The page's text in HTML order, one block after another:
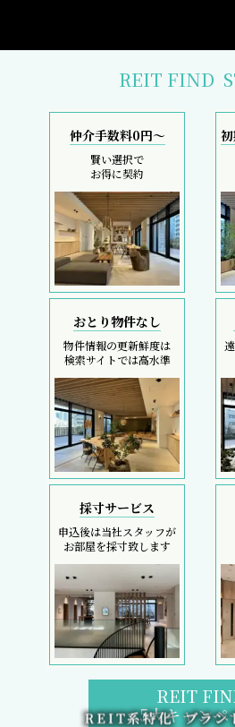
REIT FIND
仲介手数料0円～
賢い選択で
お得に契約
おとり物件なし
物件情報の更新鮮度は
検索サイトでは高水準
採寸サービス
申込後は当社スタッフが
お部屋を採寸致します
REIT
5大キャンペ